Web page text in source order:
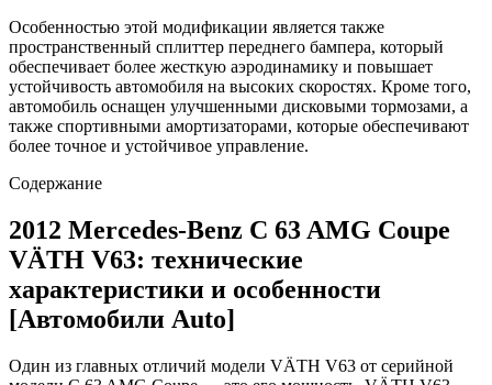
Особенностью этой модификации является также
пространственный сплиттер переднего бампера, который
обеспечивает более жесткую аэродинамику и повышает
устойчивость автомобиля на высоких скоростях. Кроме того,
автомобиль оснащен улучшенными дисковыми тормозами, а
также спортивными амортизаторами, которые обеспечивают
более точное и устойчивое управление.
Содержание
2012 Mercedes-Benz C 63 AMG Coupe
VÄTH V63: технические
характеристики и особенности
[Автомобили Auto]
Один из главных отличий модели VÄTH V63 от серийной